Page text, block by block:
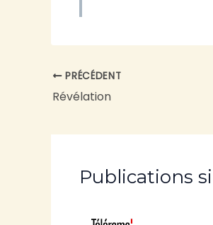
PRÉCÉDENT
Révélation
Publications